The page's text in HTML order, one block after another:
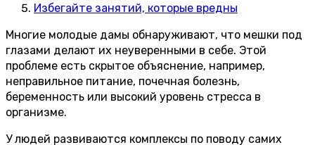
Избегайте занятий, которые вредны
Многие молодые дамы обнаруживают, что мешки под
глазами делают их неуверенными в себе. Этой
проблеме есть скрытое объяснение, например,
неправильное питание, почечная болезнь,
беременность или высокий уровень стресса в
организме.
У людей развиваются комплексы по поводу самих